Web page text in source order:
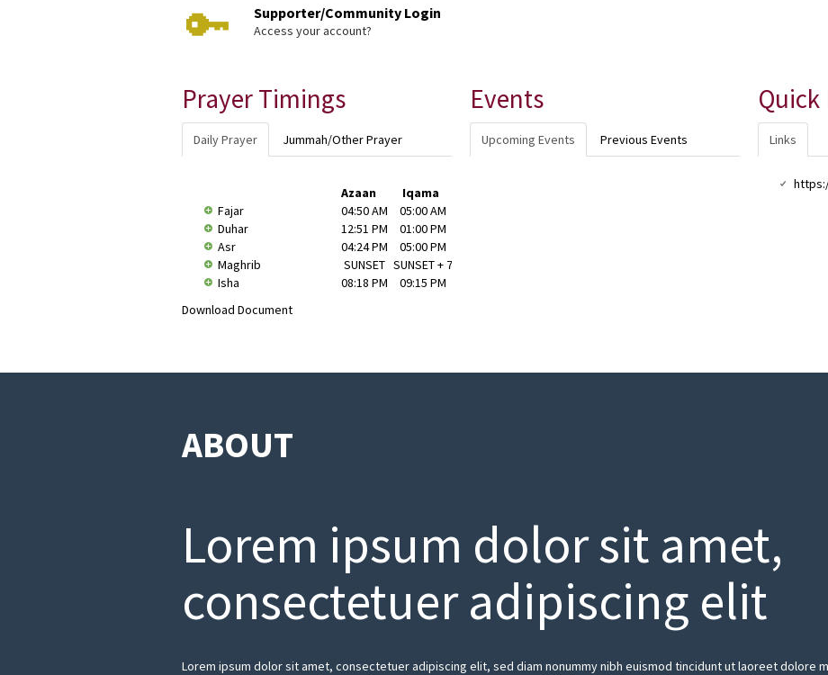
🔑 Supporter/Community Login
Access your account?
Prayer Timings
Daily Prayer Jummah/Other Prayer
Iqama
Azaan
Fajar
05:00 AM
04:50 AM
Duhar
01:00 PM
12:51 PM
Asr
05:00 PM
04:24 PM
Maghrib
SUNSET + 7 mins
SUNSET
Isha
09:15 PM
08:18 PM
Download Document
Events
Upcoming Events Previous Events
Quick
Links
ABOUT
Lorem ipsum dolor sit amet,
consectetuer adipiscing elit
Lorem ipsum dolor sit amet, consectetuer adipiscing elit, sed diam nonummy nibh euismod tincidunt ut laoreet dolore